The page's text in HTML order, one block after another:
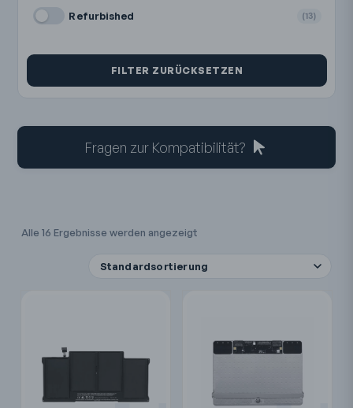
Refurbished (13)
FILTER ZURÜCKSETZEN
Fragen zur Kompatibilität?
Alle 16 Ergebnisse werden angezeigt